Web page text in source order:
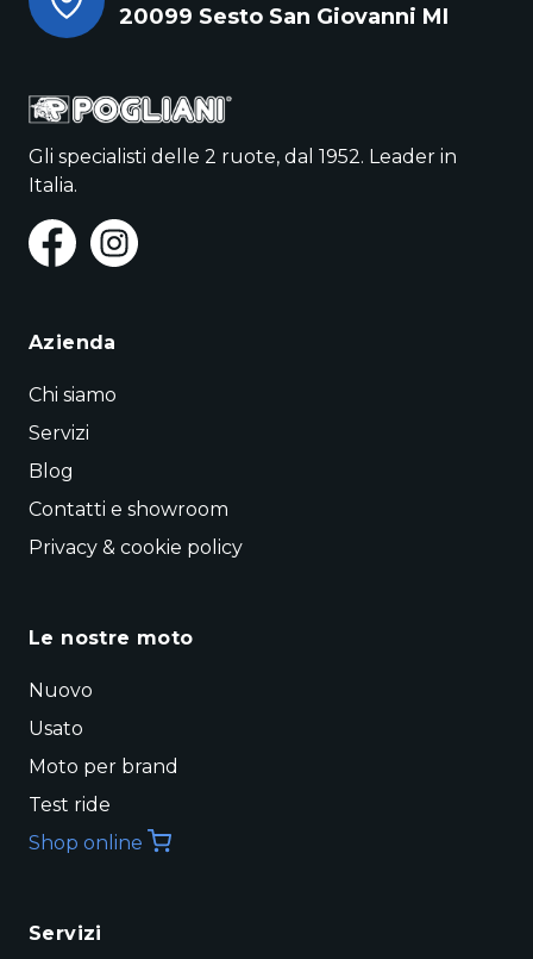
20099 Sesto San Giovanni MI
Gli specialisti delle 2 ruote, dal 1952. Leader in
Italia.
Azienda
Chi siamo
Servizi
Blog
Contatti e showroom
Privacy & cookie policy
Le nostre moto
Nuovo
Usato
Moto per brand
Test ride
Shop online
Servizi